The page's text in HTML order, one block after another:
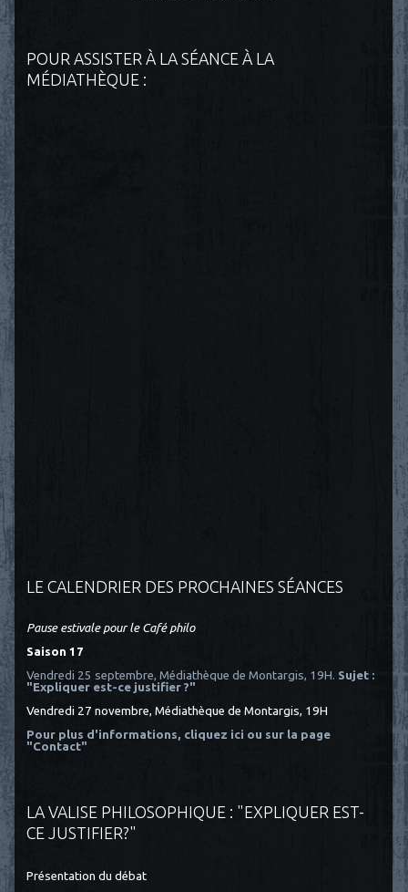
POUR ASSISTER À LA SÉANCE À LA
MÉDIATHÈQUE :
LE CALENDRIER DES PROCHAINES SÉANCES
Pause estivale pour le Café philo
Saison 17
Vendredi 25 septembre, Médiathèque de Montargis, 19H. Sujet :
"Expliquer est-ce justifier ?"
Vendredi 27 novembre, Médiathèque de Montargis, 19H
Pour plus d'informations, cliquez ici ou sur la page
"Contact"
LA VALISE PHILOSOPHIQUE : "EXPLIQUER EST-
CE JUSTIFIER?"
Présentation du débat